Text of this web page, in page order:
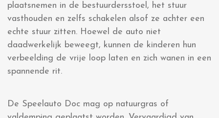
plaatsnemen in de bestuurdersstoel, het stuur
vasthouden en zelfs schakelen alsof ze achter een
echte stuur zitten. Hoewel de auto niet
daadwerkelijk beweegt, kunnen de kinderen hun
verbeelding de vrije loop laten en zich wanen in een
spannende rit.
De Speelauto Doc mag op natuurgras of